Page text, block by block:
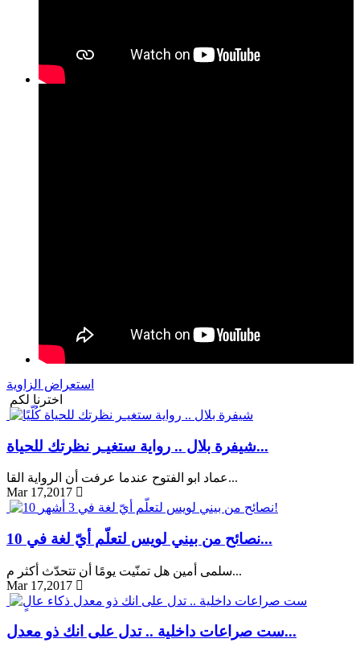
استعراض الزاوية
اخترنا لكم
شيفرة بلال .. رواية ستغيـر نظرتك للحياة...
عماد ابو الفتوح عندما عرفت أن الرواية القا...
Mar 17,2017
10 نصائح من بيني لويس لتعلّم أيّ لغة في...
سلمى أمين هل تمنّيت يومًا أن تتحدّث أكثر م...
Mar 17,2017
ست صراعات داخلية .. تدل على انك ذو معدل...